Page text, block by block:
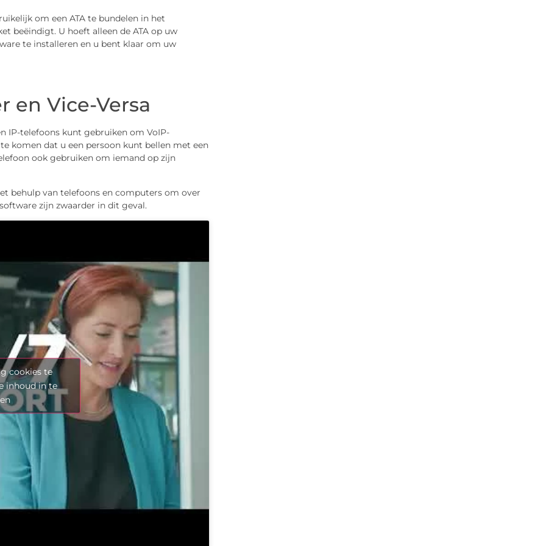
om een ​​ATA te bundelen in het
beëindigt. U hoeft alleen de ATA op uw
te installeren en u bent klaar om uw
en Vice-Versa
IP-telefoons kunt gebruiken om VoIP-
komen dat u een persoon kunt bellen met een
ook gebruiken om iemand op zijn
behulp van telefoons en computers om over
zijn zwaarder in dit geval.
cookies te
inhoud in te